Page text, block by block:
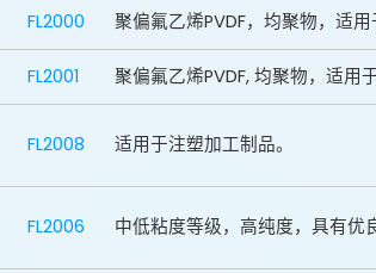
FL2000 聚偏氟乙烯PVDF，均聚物，适用
FL2001 聚偏氟乙烯PVDF, 均聚物，适用
FL2008 适用于注塑加工制品。
FL2006 中低粘度等级，高纯度，具有优